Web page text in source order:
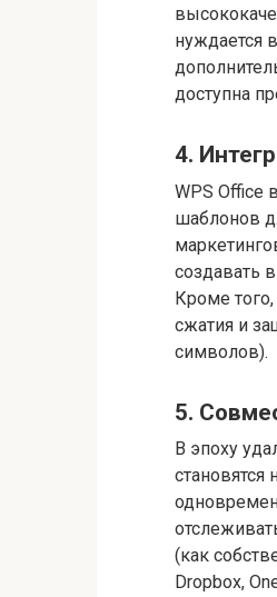
нуждается
доступна
4.
WPS Office
шаблонов
создавать
Кроме
сжатия и
символов).
5.
В эпоху
(как
Dropbox,